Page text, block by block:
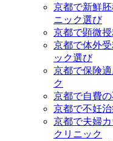
京都で新鮮
ニック選び
京都で顕微
京都で体外
ック選び
京都で保険
ク
京都で自費
京都で不妊
京都で夫婦
クリニック